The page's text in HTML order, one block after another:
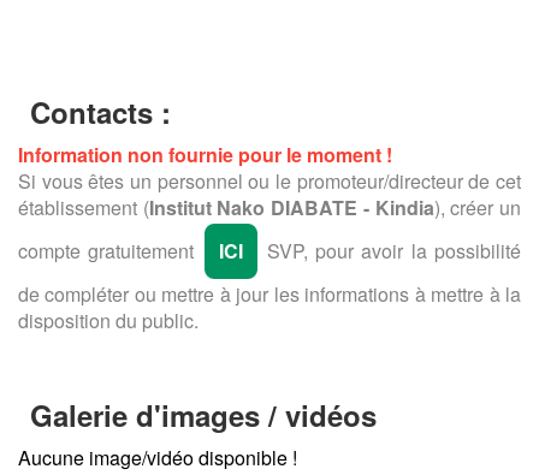
Contacts :
Information non fournie pour le moment !
Si vous êtes un personnel ou le promoteur/directeur de cet
établissement (Institut Nako DIABATE - Kindia), créer un
compte gratuitement
ICI
SVP, pour avoir la possibilité
de compléter ou mettre à jour les informations à mettre à la
disposition du public.
Galerie d'images / vidéos
Aucune image/vidéo disponible !